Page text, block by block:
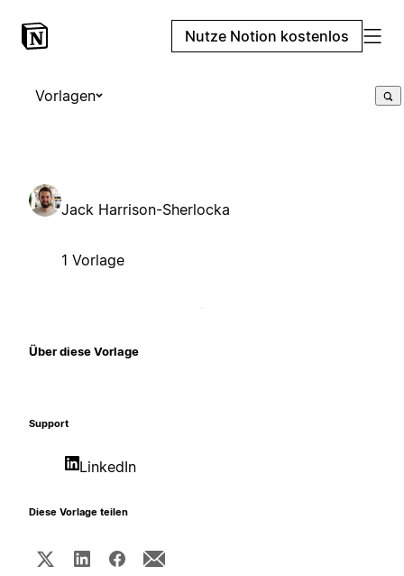
Nutze Notion kostenlos
Vorlagen
Jack Harrison-Sherlocka
1 Vorlage
Über diese Vorlage
Support
LinkedIn
Diese Vorlage teilen